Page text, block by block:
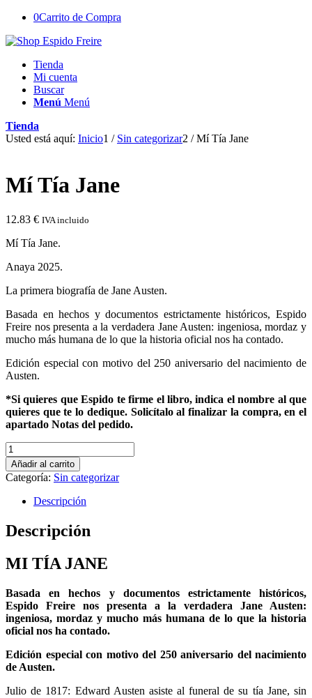
0Carrito de Compra
Tienda
Mi cuenta
Buscar
Menú Menú
Tienda
Usted está aquí: Inicio1 / Sin categorizar2 / Mí Tía Jane
Mí Tía Jane
12.83 € IVA incluido
Mí Tía Jane.
Anaya 2025.
La primera biografía de Jane Austen.
Basada en hechos y documentos estrictamente históricos, Espido
Freire nos presenta a la verdadera Jane Austen: ingeniosa, mordaz y
mucho más humana de lo que la historia oficial nos ha contado.
Edición especial con motivo del 250 aniversario del nacimiento de
Austen.
*Si quieres que Espido te firme el libro, indica el nombre al que
quieres que te lo dedique. Solicítalo al finalizar la compra, en el
apartado Notas del pedido.
Mí
Tía
Jane
cantidad
Añadir al carrito
Categoría: Sin categorizar
Descripción
Descripción
MI TÍA JANE
Basada en hechos y documentos estrictamente históricos,
Espido Freire nos presenta a la verdadera Jane Austen:
ingeniosa, mordaz y mucho más humana de lo que la historia
oficial nos ha contado.
Edición especial con motivo del 250 aniversario del nacimiento
de Austen.
Julio de 1817: Edward Austen asiste al funeral de su tía Jane, sin